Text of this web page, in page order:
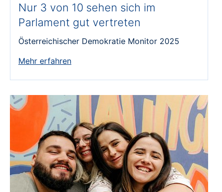
Nur 3 von 10 sehen sich im
Parlament gut vertreten
Österreichischer Demokratie Monitor 2025
Mehr erfahren